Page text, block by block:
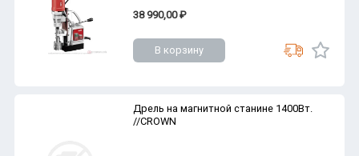
38 990,00 ₽
В корзину
Дрель на магнитной станине 1400Вт.
//CROWN